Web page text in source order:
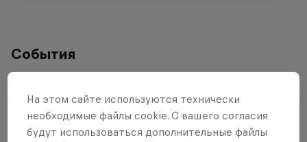
События
На этом сайте иcпользуются технически
необходимые файлы cookie. С вашего согласия
будут использоваться дополнительные файлы